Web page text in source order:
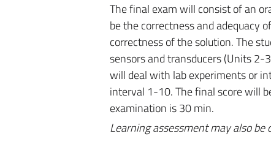
The final exam will consist of an
be the correctness and adequacy
correctness of the solution. The
sensors and transducers (Units
will deal with lab experiments or
interval 1-10. The final score will
examination is 30 min.
Learning assessment may also